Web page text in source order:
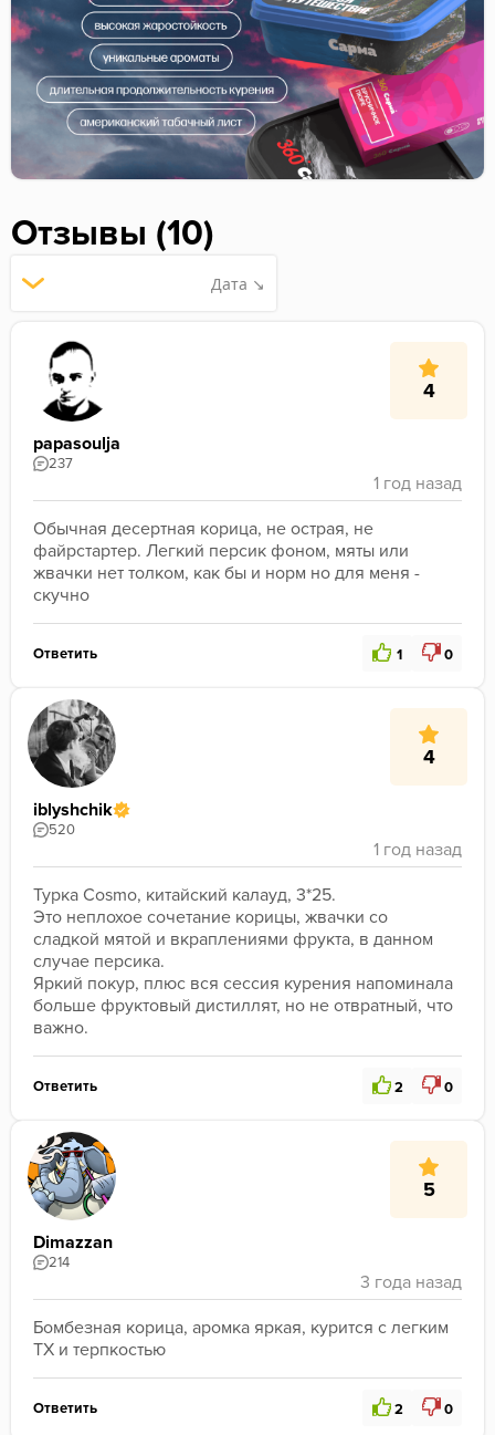
Отзывы (10)
Дата ↘
4
papasoulja
237
Обычная десертная корица, не острая, не
файрстартер. Легкий персик фоном, мяты или
жвачки нет толком, как бы и норм но для меня -
скучно
Ответить 1 0
4
iblyshchik
520
Турка Cosmo, китайский калауд, 3*25.
Это неплохое сочетание корицы, жвачки со
сладкой мятой и вкраплениями фрукта, в данном
случае персика.
Яркий покур, плюс вся сессия курения напоминала
больше фруктовый дистиллят, но не отвратный, что
важно.
Ответить 2 0
5
Dimazzan
214
Бомбезная корица, аромка яркая, курится с легким
ТХ и терпкостью
Ответить 2 0